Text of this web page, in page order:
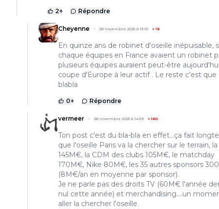
2+ Répondre
Cheyenne 28 novembre 2025 à 13:10 +18
En quinze ans de robinet d'oseille inépuisable,
chaque équipes en France avaient un robinet
plusieurs équipes auraient peut-être
coupe d'Europe à leur actif . Le reste c'est que
blabla
0+ Répondre
vermeer 28 novembre 2025 à 14:59 +180
Ton post c'est du bla-bla en effet...ça fait
que l'oseille Paris va la chercher sur le terrain,
145M€, la CDM des clubs 105M€, le matchday
170M€, Nike 80M€, les 35 autres sponsors
(8M€/an en moyenne par sponsor).
Je ne parle pas des droits TV (60M€ l'année
nul cette année) et merchandising....un
aller la chercher l'oseille.